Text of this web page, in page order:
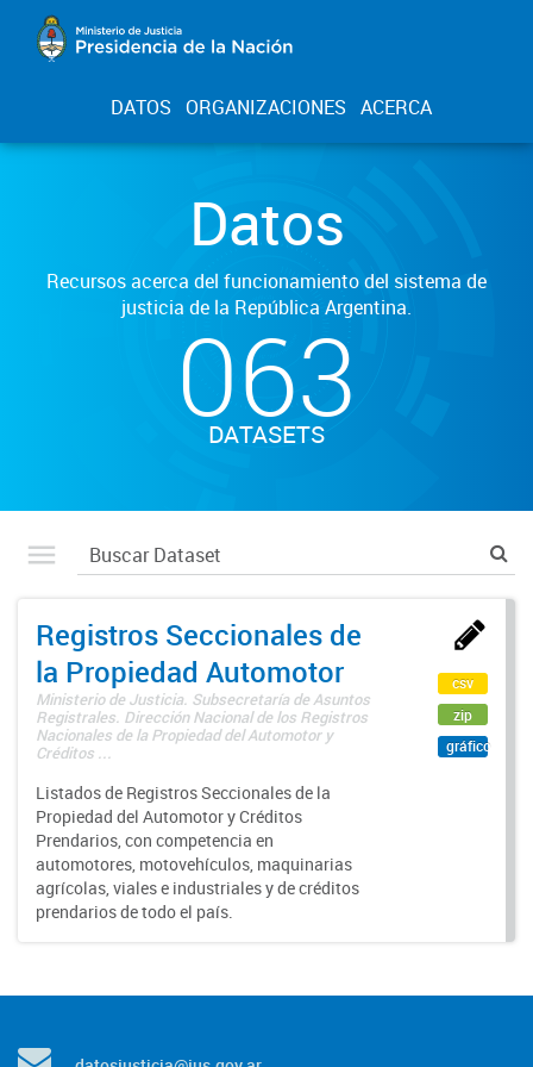
DATOS ORGANIZACIONES ACERCA
Datos
Recursos acerca del funcionamiento del sistema de
justicia de la República Argentina.
063
DATASETS
Registros Seccionales de
la Propiedad Automotor
Ministerio de Justicia. Subsecretaría de Asuntos
Registrales. Dirección Nacional de los Registros
Nacionales de la Propiedad del Automotor y
Créditos ...
Listados de Registros Seccionales de la
Propiedad del Automotor y Créditos
Prendarios, con competencia en
automotores, motovehículos, maquinarias
agrícolas, viales e industriales y de créditos
prendarios de todo el país.
csv
zip
gráfico